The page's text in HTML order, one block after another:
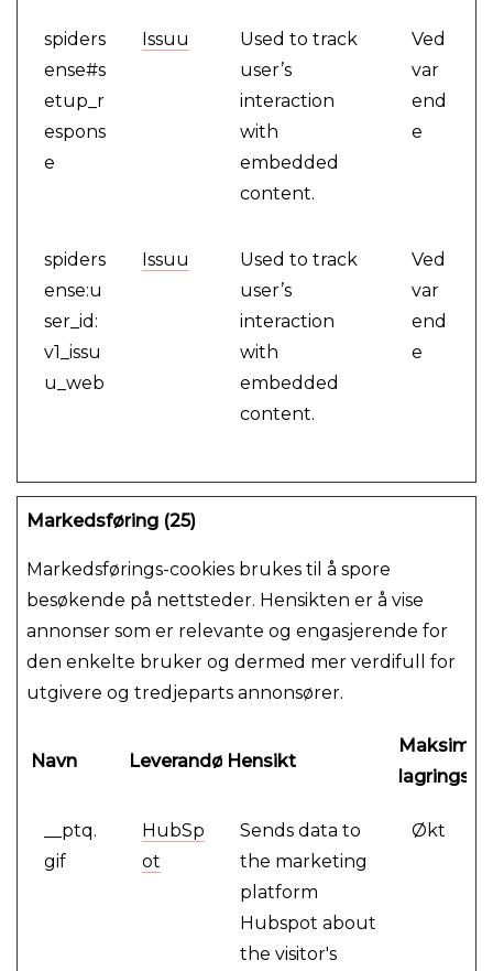
spiders
ense#s
etup_r
espons
e
Issuu
Used to track
user’s
interaction
with
embedded
content.
Ved
var
end
e
spiders
ense:u
ser_id:
v1_issu
u_web
Issuu
Used to track
user’s
interaction
with
embedded
content.
Ved
var
end
e
Markedsføring (25)
Markedsførings-cookies brukes til å spore
besøkende på nettsteder. Hensikten er å vise
annonser som er relevante og engasjerende for
den enkelte bruker og dermed mer verdifull for
utgivere og tredjeparts annonsører.
Navn LeverandørHensikt
Maksimal
__ptq.
gif
HubSp
ot
Sends data to
the marketing
platform
Hubspot about
the visitor's
Økt